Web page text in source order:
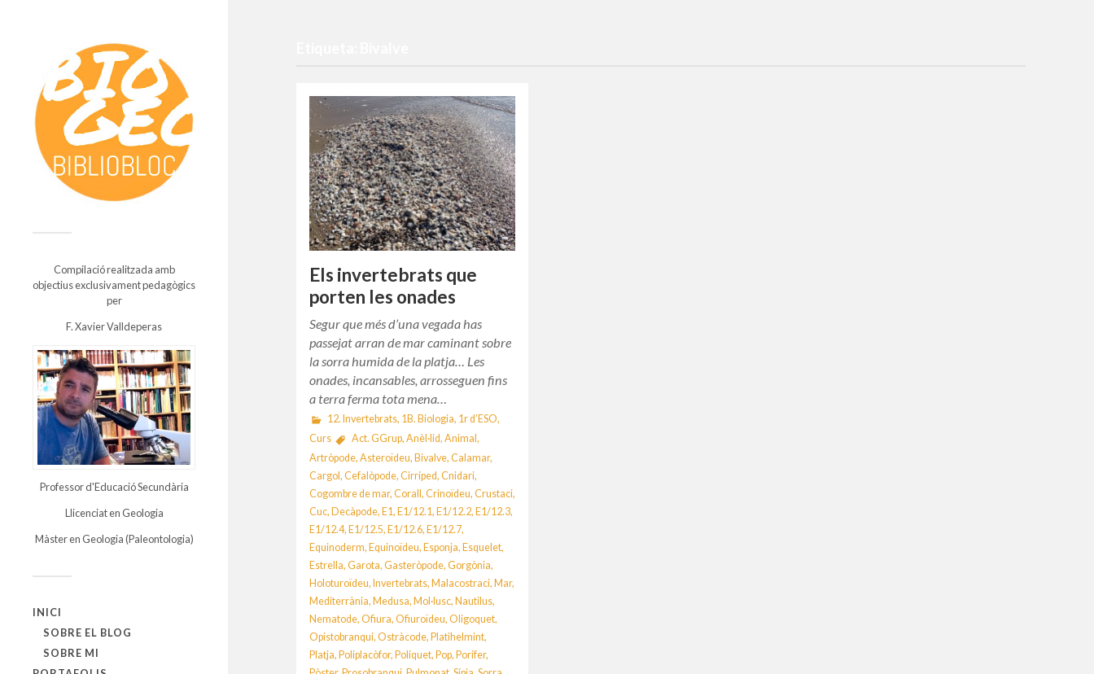
Compilació realitzada amb
objectius exclusivament pedagògics
per
F. Xavier Valldeperas
Professor d'Educació Secundària
Llicenciat en Geologia
Màster en Geologia (Paleontologia)
INICI
SOBRE EL BLOG
SOBRE MI
Els invertebrats que
porten les onades
Segur que més d’una vegada has
passejat arran de mar caminant sobre
la sorra humida de la platja… Les
onades, incansables, arrosseguen fins
a terra ferma tota mena…
12. Invertebrats, 1B. Biologia, 1r d’ESO,
Curs
Act. GGrup, Anèl·lid, Animal,
Artròpode,Asteroïdeu,Bivalve,Calamar,
Cargol,Cefalòpode,Cirríped,Cnidari,
Cogombre de mar,Corall,Crinoïdeu,Crustaci,
Cuc,Decàpode,E1,E1/12.1,E1/12.2,E1/12.3,
E1/12.4,E1/12.5,E1/12.6,E1/12.7,
Equinoderm,Equinoïdeu,Esponja,Esquelet,
Estrella,Garota,Gasteròpode,Gorgònia,
Holoturoïdeu,Invertebrats,Malacostraci,Mar,
Mediterrània,Medusa,Mol·lusc,Nautilus,
Nematode,Ofiura,Ofiuroïdeu,Oligoquet,
Opistobranqui,Ostràcode,Platihelmint,
Platja,Poliplacòfor,Poliquet,Pop,Porífer,